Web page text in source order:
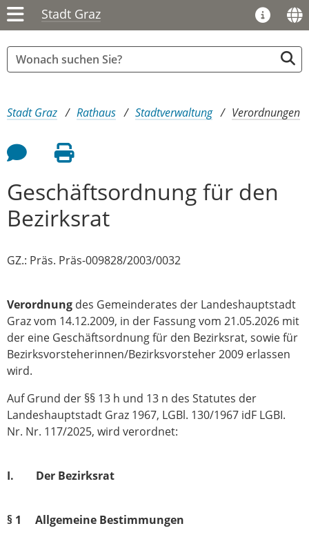
Stadt Graz
Sie sind hier:
Stadt Graz Rathaus Stadtverwaltung Verordnungen
Feedback an Autor
Seite drucken
Geschäftsordnung für den
Bezirksrat
GZ.: Präs. Präs-009828/2003/0032
Verordnung des Gemeinderates der Landeshauptstadt
Graz vom 14.12.2009, in der Fassung vom 21.05.2026 mit
der eine Geschäftsordnung für den Bezirksrat, sowie für
Bezirksvorsteherinnen/Bezirksvorsteher 2009 erlassen
wird.
Auf Grund der §§ 13 h und 13 n des Statutes der
Landeshauptstadt Graz 1967, LGBl. 130/1967 idF LGBI.
Nr. Nr. 117/2025, wird verordnet:
I. Der Bezirksrat
§ 1 Allgemeine Bestimmungen